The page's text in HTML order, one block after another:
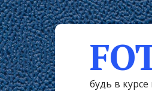
будь в